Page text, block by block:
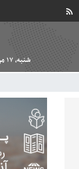
شنبه, ۱۷ مرداد , ۱۴۰۵